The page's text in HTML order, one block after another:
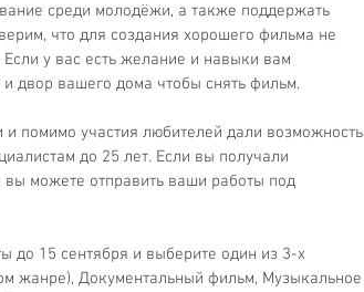
среди молодёжи, а также поддержать
что для создания хорошего фильма не
у вас есть желание и навыки вам
двор вашего дома чтобы снять фильм.
помимо участия любителей дали возможность
до 25 лет. Если вы получали
можете отправить ваши работы под
до 15 сентября и выберите один из 3-х
жанре), Документальный фильм, Музыкальное